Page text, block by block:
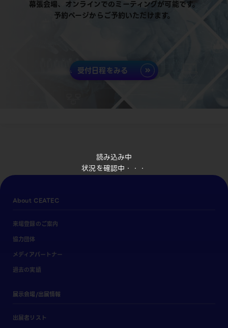
読み込み中
状況を確認中・・・
幕張会場、オンラインでのミーティングが可能です。
予約ページからご予約いただけます。
受付日程をみる
About CEATEC
来場登録のご案内
協力団体
メディアパートナー
過去の実績
展示会場/出展情報
出展者リスト